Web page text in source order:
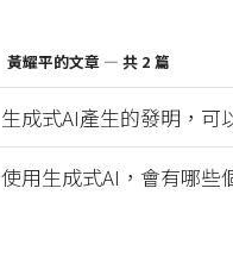
黃耀平的文章 — 共 2 篇
生成式AI產生的發明，可
使用生成式AI，會有哪些